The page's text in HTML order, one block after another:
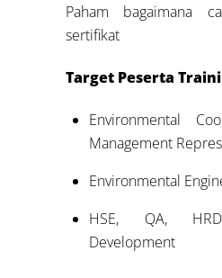
Paham bagaimana
sertifikat
Target Peserta
Environmental
Management
Environmental
HSE, QA,
Development